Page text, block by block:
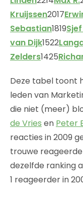
Kruijssen2017
Sebastian1819
van Dijk1522
Zelders1425
Deze tabel toont
leden van
die niet (meer)
de Vries en Peter
reacties in 2009
trouwe
dezelfde ranking
1 reageerder in